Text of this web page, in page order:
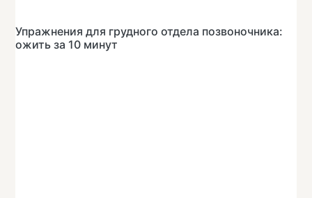
Упражнения для грудного отдела позвоночника:
ожить за 10 минут